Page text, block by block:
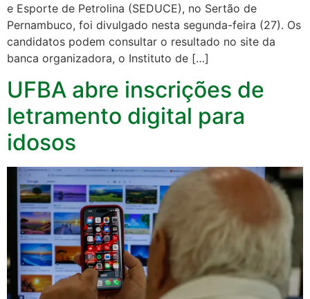
e Esporte de Petrolina (SEDUCE), no Sertão de
Pernambuco, foi divulgado nesta segunda-feira (27). Os
candidatos podem consultar o resultado no site da
banca organizadora, o Instituto de […]
UFBA abre inscrições de
letramento digital para
idosos